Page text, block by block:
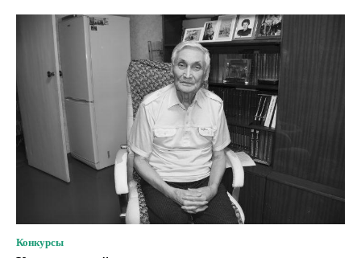
Конкурсы